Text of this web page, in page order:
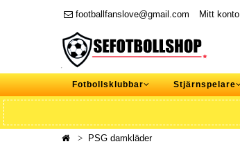
footballfanslove@gmail.com Mitt konto
Fotbollsklubbar Stjärnspelare
PSG damkläder